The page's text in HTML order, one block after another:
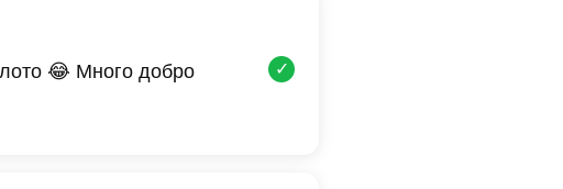
😂 Много добро
✓